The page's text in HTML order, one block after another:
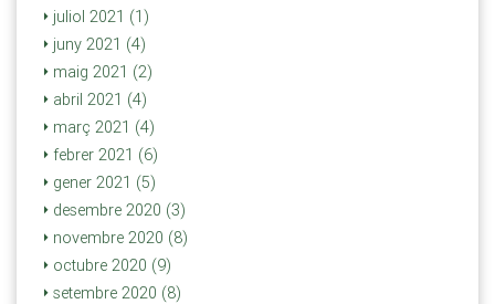
juliol 2021 (1)
juny 2021 (4)
maig 2021 (2)
abril 2021 (4)
març 2021 (4)
febrer 2021 (6)
gener 2021 (5)
desembre 2020 (3)
novembre 2020 (8)
octubre 2020 (9)
setembre 2020 (8)